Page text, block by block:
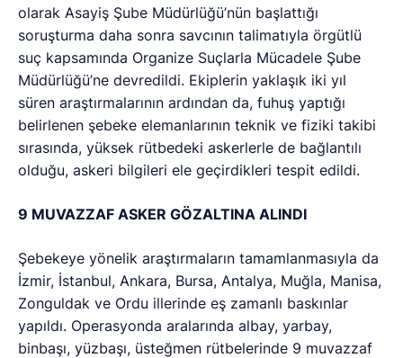
olarak Asayiş Şube Müdürlüğü’nün başlattığı
soruşturma daha sonra savcının talimatıyla örgütlü
suç kapsamında Organize Suçlarla Mücadele Şube
Müdürlüğü’ne devredildi. Ekiplerin yaklaşık iki yıl
süren araştırmalarının ardından da, fuhuş yaptığı
belirlenen şebeke elemanlarının teknik ve fiziki takibi
sırasında, yüksek rütbedeki askerlerle de bağlantılı
olduğu, askeri bilgileri ele geçirdikleri tespit edildi.
9 MUVAZZAF ASKER GÖZALTINA ALINDI
Şebekeye yönelik araştırmaların tamamlanmasıyla da
İzmir, İstanbul, Ankara, Bursa, Antalya, Muğla, Manisa,
Zonguldak ve Ordu illerinde eş zamanlı baskınlar
yapıldı. Operasyonda aralarında albay, yarbay,
binbaşı, yüzbaşı, üsteğmen rütbelerinde 9 muvazzaf